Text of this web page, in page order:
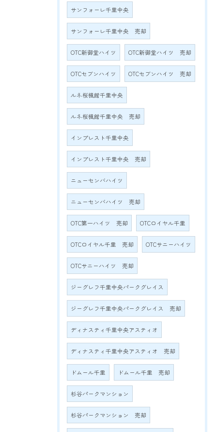
サンフォーレ千里中央
サンフォーレ千里中央 売却
OTC新御堂ハイツ OTC新御堂ハイツ 売却
OTCセブンハイツ OTCセブンハイツ 売却
ルネ桜楓館千里中央
ルネ桜楓館千里中央 売却
インプレスト千里中央
インプレスト千里中央 売却
ニューセンバハイツ
ニューセンバハイツ 売却
OTC第一ハイツ 売却 OTCロイヤル千里
OTCロイヤル千里 売却 OTCサニーハイツ
OTCサニーハイツ 売却
ジーグレフ千里中央パークグレイス
ジーグレフ千里中央パークグレイス 売却
ディナスティ千里中央アスティオ
ディナスティ千里中央アスティオ 売却
ドムール千里 ドムール千里 売却
杉谷パークマンション
杉谷パークマンション 売却